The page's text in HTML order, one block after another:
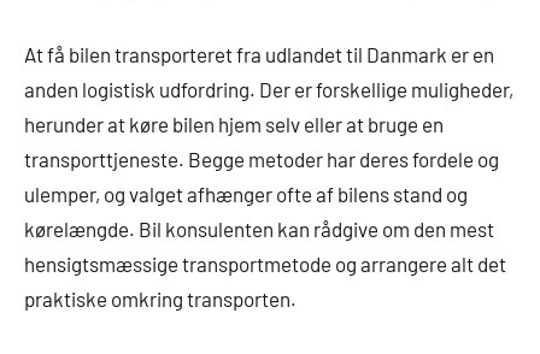
At få bilen transporteret fra udlandet til Danmark er en
anden logistisk udfordring. Der er forskellige muligheder,
herunder at køre bilen hjem selv eller at bruge en
transporttjeneste. Begge metoder har deres fordele og
ulemper, og valget afhænger ofte af bilens stand og
kørelængde. Bil konsulenten kan rådgive om den mest
hensigtsmæssige transportmetode og arrangere alt det
praktiske omkring transporten.